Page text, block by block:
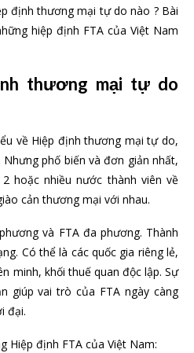
định thương mại tự do nào ? Bài
hiệp định FTA của Việt Nam
thương mại tự do
về Hiệp định thương mại tự do,
Nhưng phố biến và đơn giản nhất,
hoặc nhiều nước thành viên về
cản thương mại với nhau.
và FTA đa phương. Thành
Có thể là các quốc gia riêng lẻ,
minh, khối thuế quan độc lập. Sự
giúp vai trò của FTA ngày càng
đại.
Hiệp định FTA của Việt Nam: